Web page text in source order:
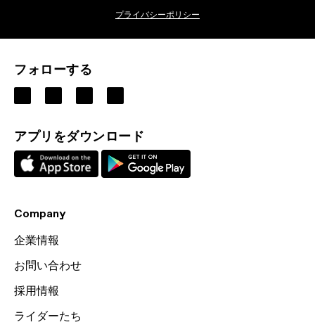
プライバシーポリシー
フォローする
アプリをダウンロード
Company
企業情報
お問い合わせ
採用情報
ライダーたち